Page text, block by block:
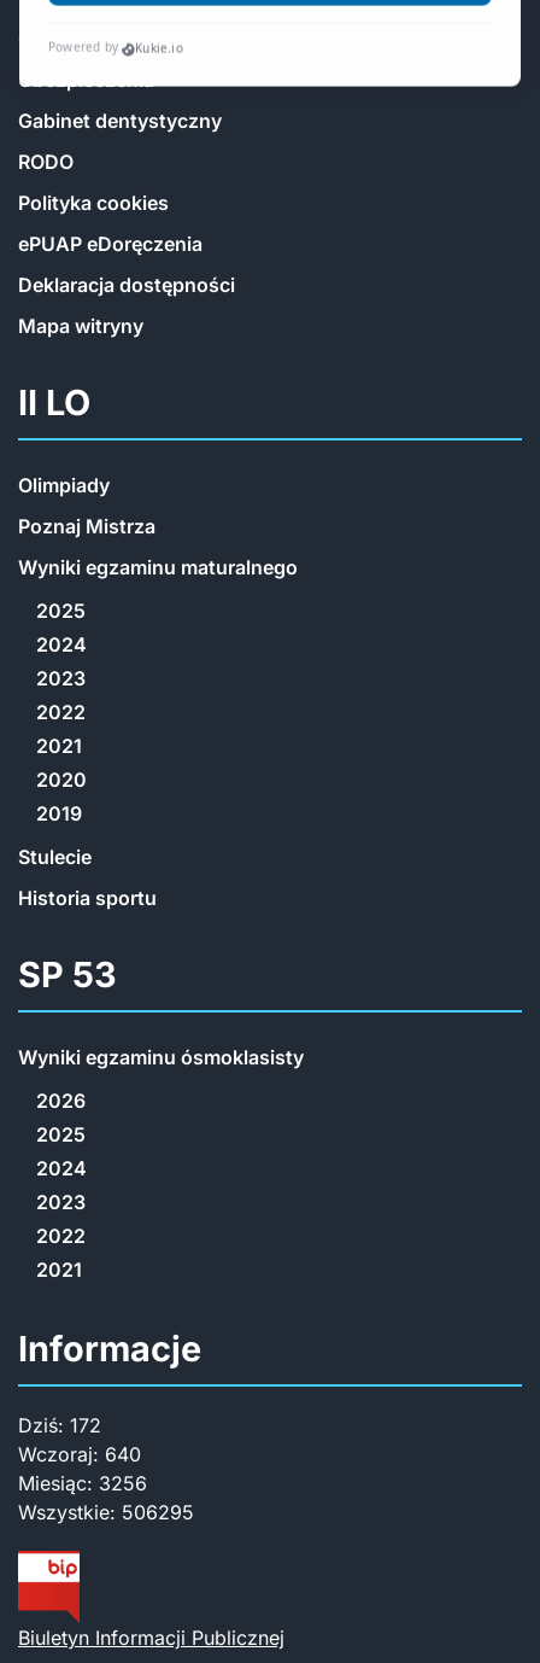
Obiady
Ubezpieczenia
Gabinet dentystyczny
RODO
Polityka cookies
ePUAP eDoręczenia
Deklaracja dostępności
Mapa witryny
II LO
Olimpiady
Poznaj Mistrza
Wyniki egzaminu maturalnego
2025
2024
2023
2022
2021
2020
2019
Stulecie
Historia sportu
SP 53
Wyniki egzaminu ósmoklasisty
2026
2025
2024
2023
2022
2021
Informacje
Dziś: 172
Wczoraj: 640
Miesiąc: 3256
Wszystkie: 506295
Biuletyn Informacji Publicznej